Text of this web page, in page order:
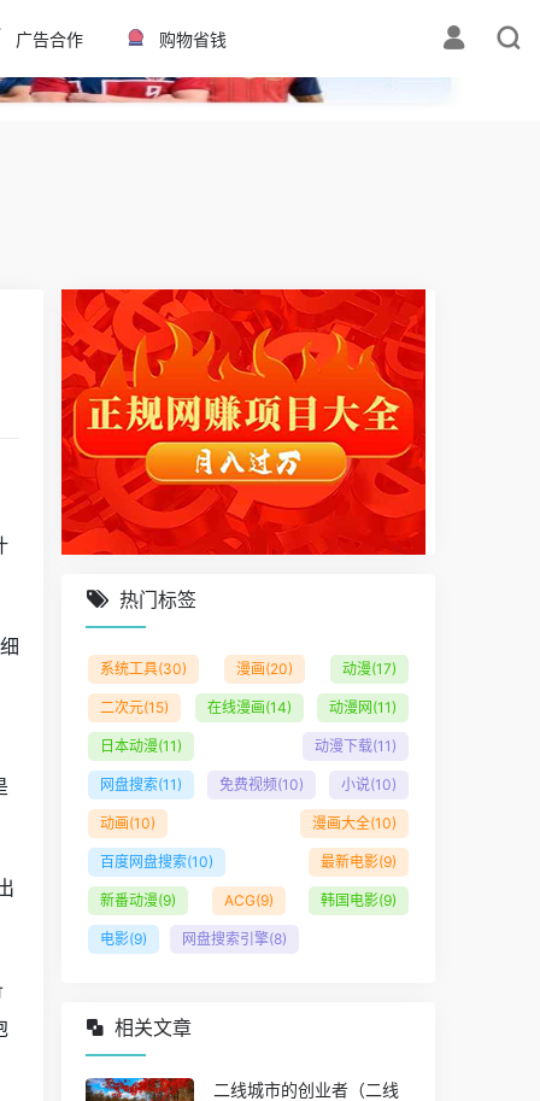
✕
广告合作 购物省钱
热门标签
系统工具(30) 漫画(20) 动漫(17)
二次元(15) 在线漫画(14) 动漫网 (11)
日本动漫(11) 动漫下载(11)
网盘搜索(11) 免费视频(10) 小说(10)
动画(10) 漫画大全(10)
百度网盘搜索(10) 最新电影(9)
新番动漫(9) ACG(9) 韩国电影(9)
电影(9) 网盘搜索引擎(8)
相关文章
二线城市的创业者（二线